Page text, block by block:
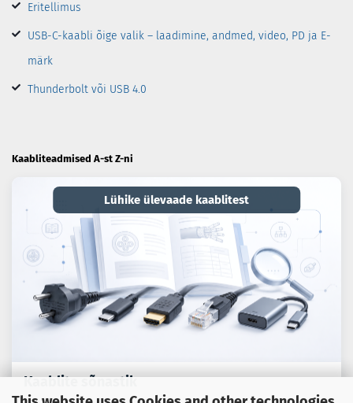
Eritellimus
USB-C-kaabli õige valik – laadimine, andmed, video, PD ja E-
märk
Thunderbolt või USB 4.0
Kaabliteadmised A-st Z-ni
Lühike ülevaade kaablitest
Kaablite sõnastik